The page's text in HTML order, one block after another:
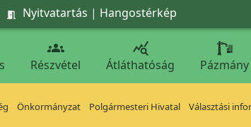
 Nyitvatartás | Hangostérkép

Részvétel

Átláthatóság Pázmány
Önkormányzat Polgármesteri Hivatal Választási